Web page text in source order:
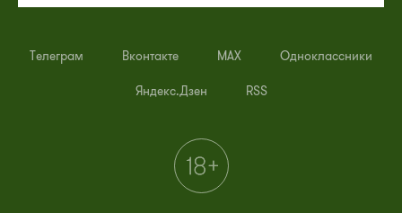
Телеграм Вконтакте MAX Одноклассники
Яндекс.Дзен RSS